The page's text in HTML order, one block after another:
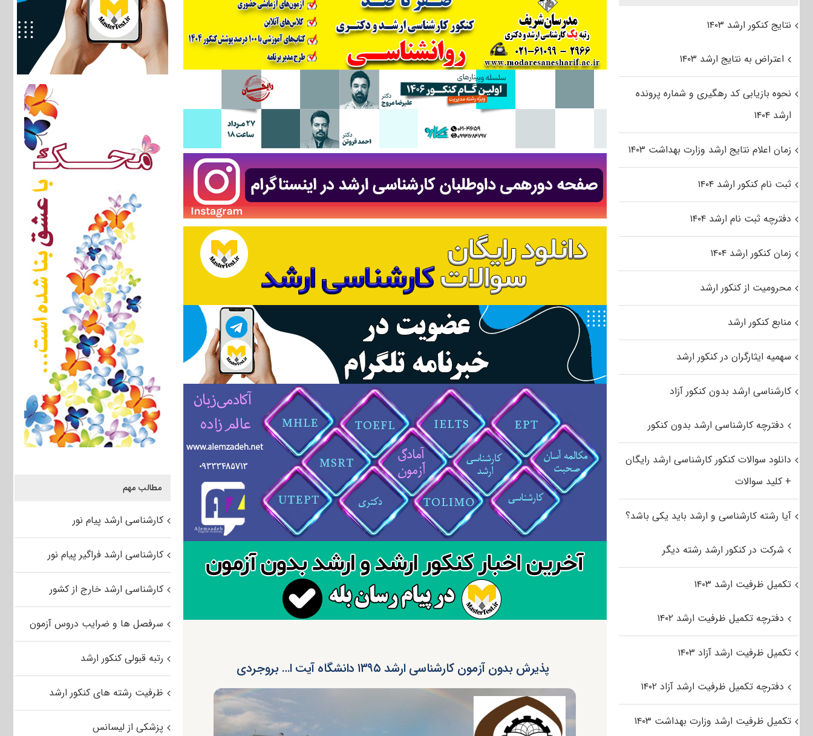
پذیرش بدون آزمون کارشناسی ارشد ۱۳۹۵ دانشگاه آیت ا… بروجردی
مطالب مهم
کارشناسی ارشد پیام نور
کارشناسی ارشد فراگیر پیام نور
کارشناسی ارشد خارج از کشور
سرفصل ها و ضرایب دروس آزمون
رتبه قبولی کنکور ارشد
ظرفیت رشته های کنکور ارشد
پزشکی از لیسانس
نتایج کنکور ارشد ۱۴۰۳
اعتراض به نتایج ارشد ۱۴۰۳
نحوه بازیابی کد رهگیری و شماره پرونده
ارشد ۱۴۰۴
زمان اعلام نتایج ارشد وزارت بهداشت ۱۴۰۳
ثبت نام کنکور ارشد ۱۴۰۴
دفترچه ثبت نام ارشد ۱۴۰۴
زمان کنکور ارشد ۱۴۰۴
محرومیت از کنکور ارشد
منابع کنکور ارشد
سهمیه ایثارگران در کنکور ارشد
کارشناسی ارشد بدون کنکور آزاد
دفترچه کارشناسی ارشد بدون کنکور
دانلود سوالات کنکور کارشناسی ارشد رایگان
+ کلید سوالات
آیا رشته کارشناسی و ارشد باید یکی باشد؟
شرکت در کنکور ارشد رشته دیگر
تکمیل ظرفیت ارشد ۱۴۰۳
دفترچه تکمیل ظرفیت ارشد ۱۴۰۲
تکمیل ظرفیت ارشد آزاد ۱۴۰۳
دفترچه تکمیل ظرفیت ارشد آزاد ۱۴۰۲
تکمیل ظرفیت ارشد وزارت بهداشت ۱۴۰۳